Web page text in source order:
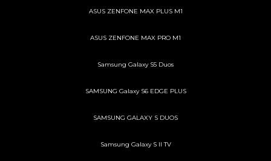
ASUS ZENFONE MAX PLUS M1
ASUS ZENFONE MAX PRO M1
Samsung Galaxy S5 Duos
SAMSUNG Galaxy S6 EDGE PLUS
SAMSUNG GALAXY S DUOS
Samsung Galaxy S II TV